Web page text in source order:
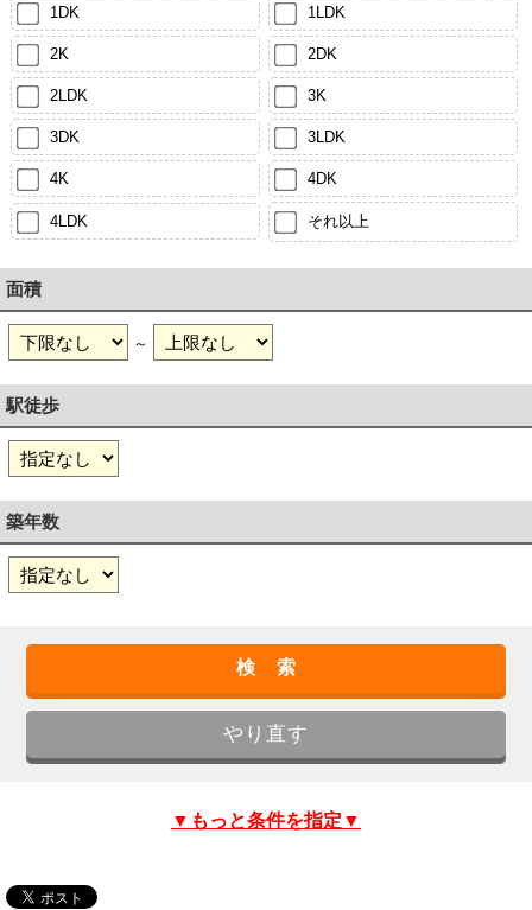
1DK 1LDK
2K 2DK
2LDK 3K
3DK 3LDK
4K 4DK
4LDK それ以上
面積
～
駅徒歩
築年数
▼もっと条件を指定▼